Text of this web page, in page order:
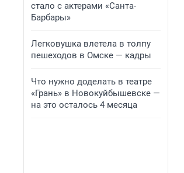
стало с актерами «Санта-
Барбары»
Легковушка влетела в толпу
пешеходов в Омске — кадры
Что нужно доделать в театре
«Грань» в Новокуйбышевске —
на это осталось 4 месяца